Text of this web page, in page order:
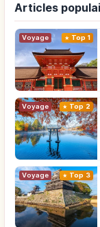
Articles
Voyage Top 1
Voyage Top 2
Voyage Top 3